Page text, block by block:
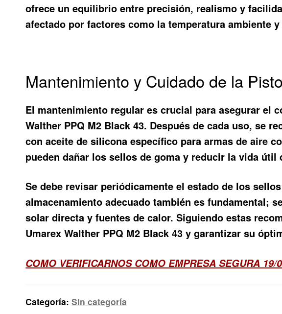
ofrece un equilibrio entre precisión, realismo y
afectado por factores como la temperatura ambiente
Mantenimiento y Cuidado de la
El mantenimiento regular es crucial para asegurar el
Walther PPQ M2 Black 43. Después de cada uso, se
con aceite de silicona específico para armas de aire
pueden dañar los sellos de goma y reducir la vida útil
Se debe revisar periódicamente el estado de los
almacenamiento adecuado también es fundamental;
solar directa y fuentes de calor. Siguiendo estas
Umarex Walther PPQ M2 Black 43 y garantizar su
COMO VERIFICARNOS COMO EMPRESA SEGURA 19/
Categoría:Sin categoría